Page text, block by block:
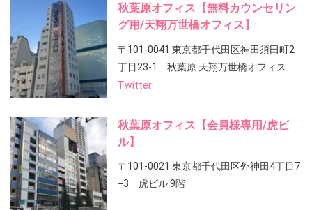
秋葉原オフィス【無料カウンセリン
グ用/天翔万世橋オフィス】
〒101-0041 東京都千代田区神田須田町2
丁目23-1 秋葉原 天翔万世橋オフィス
Twitter
秋葉原オフィス【会員様専用/虎ビ
ル】
〒101-0021 東京都千代田区外神田4丁目7
−3 虎ビル 9階